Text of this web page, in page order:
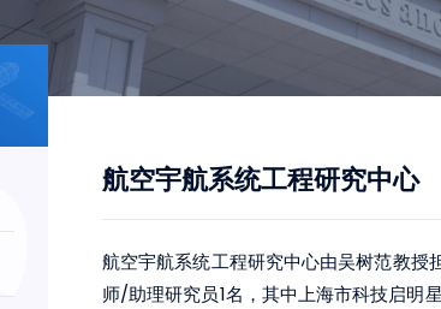
航空宇航系统工程研究中心
航空宇航系统工程研究中心由吴树范教
师/助理研究员1名，其中上海市科技启明